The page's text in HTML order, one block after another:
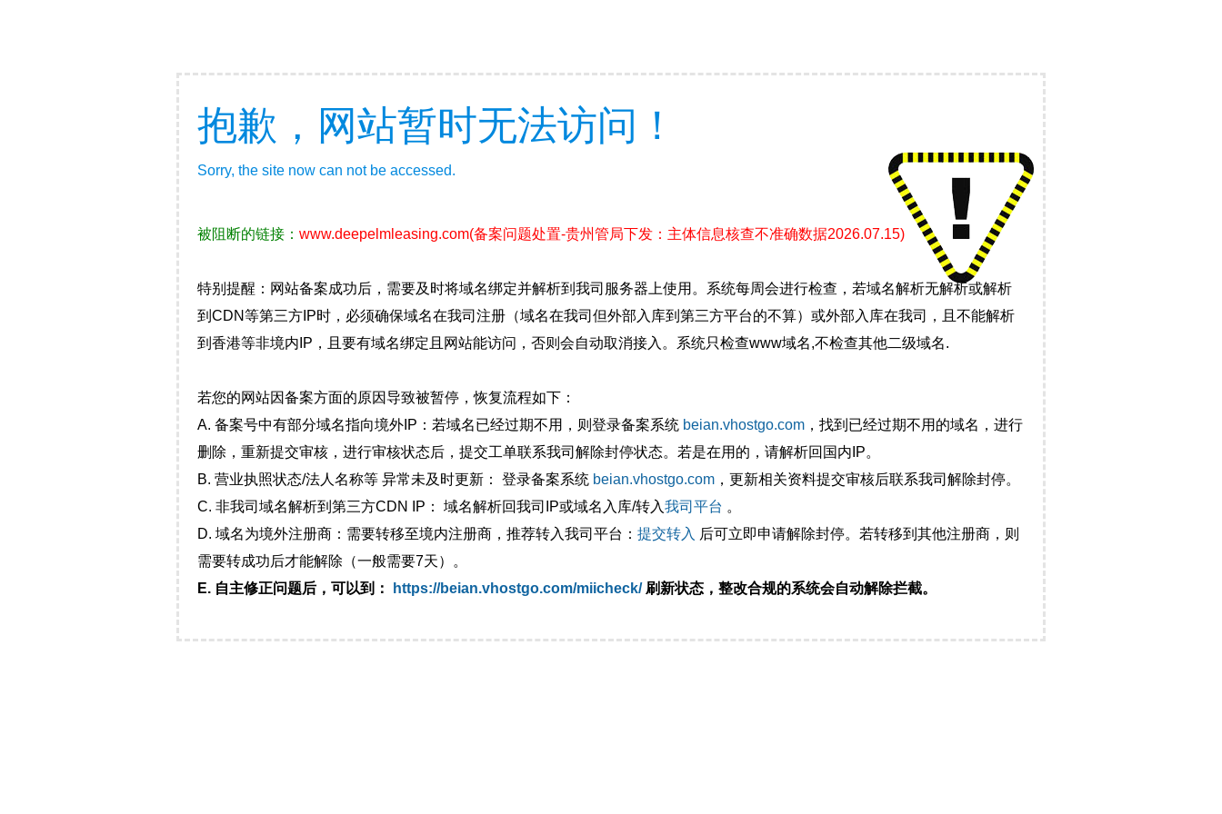
抱歉，网站暂时无法访问！
Sorry, the site now can not be accessed.
被阻断的链接： www.deepelmleasing.com(备案问题处置-贵州管局下发：主体信息核查不准确数据2026.07.15)
特别提醒：网站备案成功后，需要及时将域名绑定并解析到我司服务器上使用。系统每周会进行检查，若域名解析无解析或解析
到CDN等第三方IP时，必须确保域名在我司注册（域名在我司但外部入库到第三方平台的不算）或外部入库在我司，且不能解析
到香港等非境内IP，且要有域名绑定且网站能访问，否则会自动取消接入。系统只检查www域名,不检查其他二级域名.
若您的网站因备案方面的原因导致被暂停，恢复流程如下：
A. 备案号中有部分域名指向境外IP：若域名已经过期不用，则登录备案系统 beian.vhostgo.com ，找到已经过期不用的域名，进行
删除，重新提交审核，进行审核状态后，提交工单联系我司解除封停状态。若是在用的，请解析回国内IP。
B. 营业执照状态/法人名称等 异常未及时更新： 登录备案系统 beian.vhostgo.com ，更新相关资料提交审核后联系我司解除封停。
C. 非我司域名解析到第三方CDN IP： 域名解析回我司IP或域名入库/转入我司平台 。
D. 域名为境外注册商：需要转移至境内注册商，推荐转入我司平台： 提交转入 后可立即申请解除封停。若转移到其他注册商，则
需要转成功后才能解除（一般需要7天）。
E. 自主修正问题后，可以到：
https://beian.vhostgo.com/miicheck/刷新状态，整改合规的系统会自动解除拦截。